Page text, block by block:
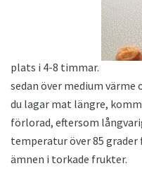
plats i 4-8 timmar.
sedan över medium värme
du lagar mat längre,
förlorad, eftersom
temperatur över 85
ämnen i torkade frukter.